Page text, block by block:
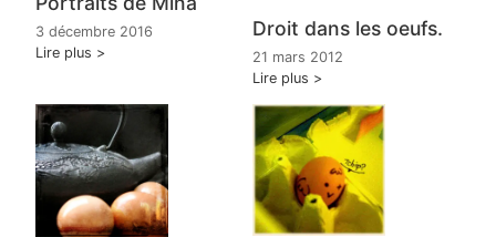
3 décembre 2016
Lire plus
Droit dans les oeufs.
21 mars 2012
Lire plus